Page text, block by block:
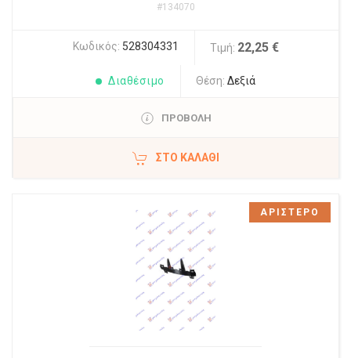
#134070
Κωδικός: 528304331 Τιμή: 22,25 €
Διαθέσιμο Θέση: Δεξιά
ΠΡΟΒΟΛΗ
ΣΤΟ ΚΑΛΆΘΙ
ΑΡΙΣΤΕΡΟ